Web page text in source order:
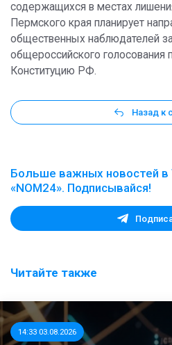
содержащихся в местах
Пермского края планирует
общественных наблюдателей
общероссийского голосования
Конституцию РФ.
Назад к
Больше важных новостей в
«NOM24». Подписывайся!
Читайте также
14:33 03.08.2026